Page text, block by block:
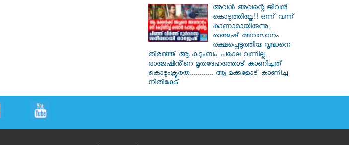
അവൻ അവന്റെ ജീവൻ
കൊടുത്തില്ലേ!! ഒന്ന് വന്ന്
കാണാമായിരുന്നു..
രാജേഷ് അവസാനം
രക്ഷപ്പെടുത്തിയ വൃദ്ധനെ
തിരഞ്ഞ് ആ കുടുംബം; പക്ഷേ വന്നില്ല..
രാജേഷിൻ്റെ മൃതദേഹത്തോട് കാണിച്ചത്
കൊടുംക്രൂരത............ ആ മക്കളോട് കാണിച്ച
നീതികേട്